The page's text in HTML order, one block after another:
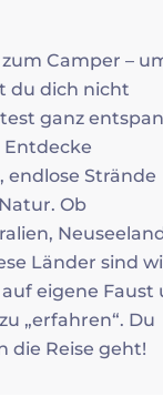
Camper –
du dich nicht
ganz
Entdecke
endlose Strände
Ob
Länder sind
eigene Faust
„erfahren“. Du
die Reise geht!